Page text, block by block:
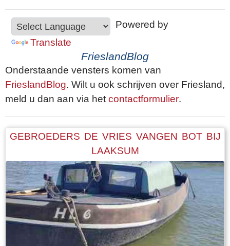
Powered by
Translate
FrieslandBlog
Onderstaande vensters komen van
FrieslandBlog. Wilt u ook schrijven over Friesland,
meld u dan aan via het contactformulier.
GEBROEDERS DE VRIES VANGEN BOT BIJ
LAAKSUM